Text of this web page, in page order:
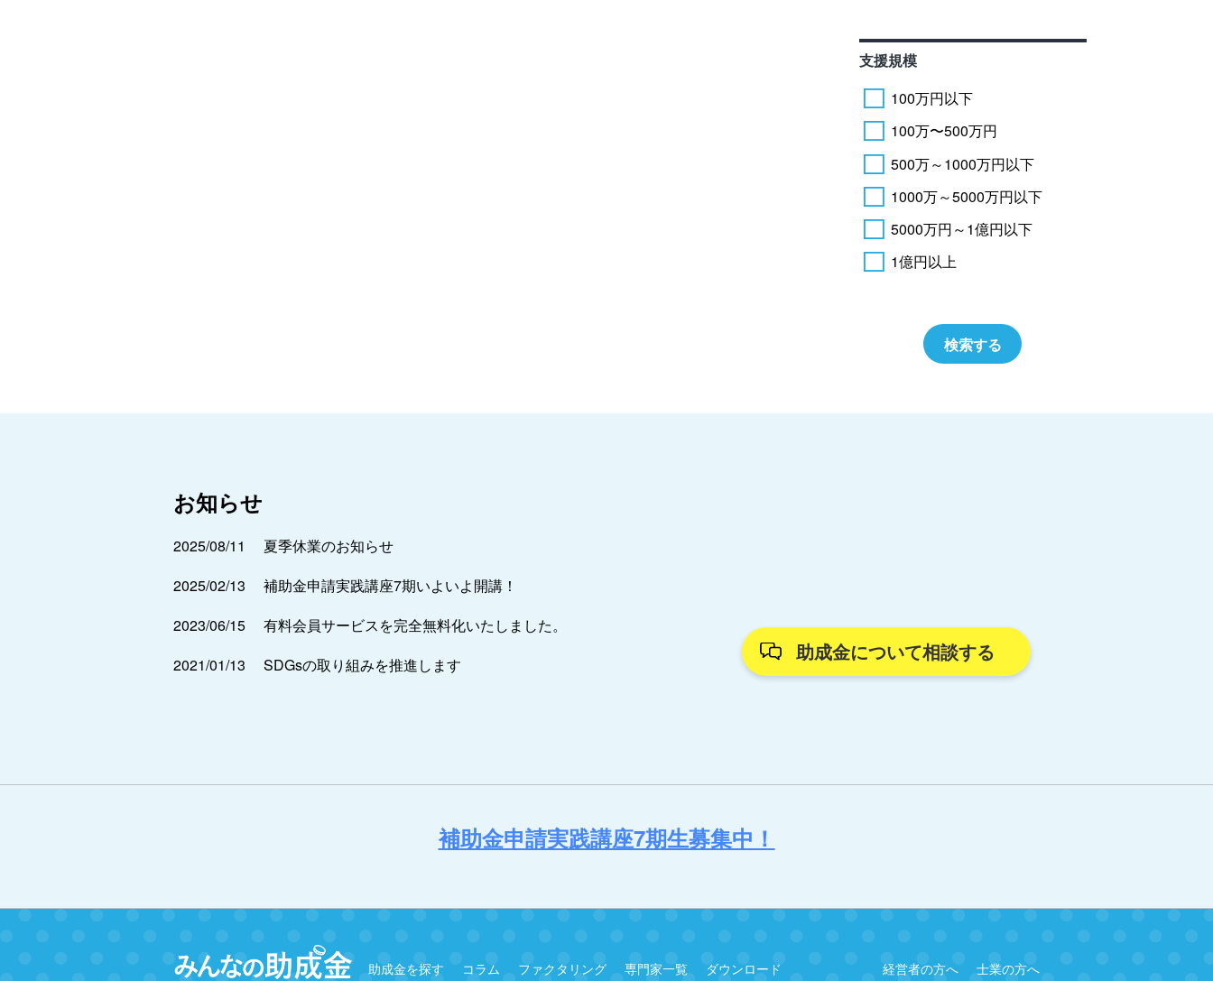
支援規模
100万円以下
100万〜500万円
500万～1000万円以下
1000万～5000万円以下
5000万円～1億円以下
1億円以上
お知らせ
2025/08/11
夏季休業のお知らせ
2025/02/13
補助金申請実践講座7期いよいよ開講！
2023/06/15
有料会員サービスを完全無料化いたしました。
2021/01/13
SDGsの取り組みを推進します
助成金について相談する
補助金申請実践講座7期生募集中！
助成金を探す コラム ファクタリング 専門家一覧 ダウンロード 経営者の方へ 士業の方へ